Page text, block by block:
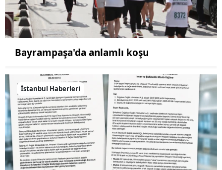
Bayrampaşa'da anlamlı koşu
İstanbul Haberleri